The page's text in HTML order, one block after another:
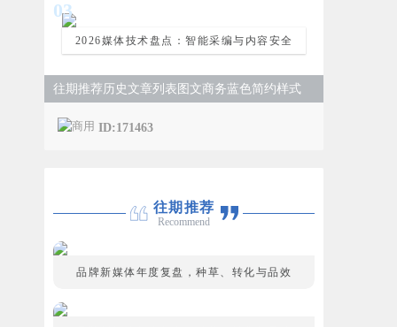
03
2026媒体技术盘点：智能采编与内容安全
往期推荐历史文章列表图文商务蓝色简约样式
ID:171463
往期推荐
Recommend
品牌新媒体年度复盘，种草、转化与品效